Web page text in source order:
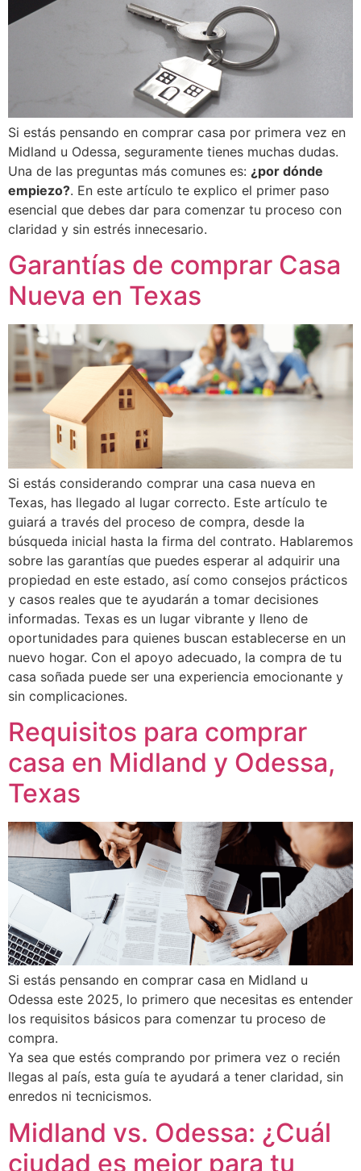
Si estás pensando en comprar casa por primera vez en
Midland u Odessa, seguramente tienes muchas dudas.
Una de las preguntas más comunes es: ¿por dónde
empiezo?. En este artículo te explico el primer paso
esencial que debes dar para comenzar tu proceso con
claridad y sin estrés innecesario.
Garantías de comprar Casa
Nueva en Texas
Si estás considerando comprar una casa nueva en
Texas, has llegado al lugar correcto. Este artículo te
guiará a través del proceso de compra, desde la
búsqueda inicial hasta la firma del contrato. Hablaremos
sobre las garantías que puedes esperar al adquirir una
propiedad en este estado, así como consejos prácticos
y casos reales que te ayudarán a tomar decisiones
informadas. Texas es un lugar vibrante y lleno de
oportunidades para quienes buscan establecerse en un
nuevo hogar. Con el apoyo adecuado, la compra de tu
casa soñada puede ser una experiencia emocionante y
sin complicaciones.
Requisitos para comprar
casa en Midland y Odessa,
Texas
Si estás pensando en comprar casa en Midland u
Odessa este 2025, lo primero que necesitas es entender
los requisitos básicos para comenzar tu proceso de
compra.
Ya sea que estés comprando por primera vez o recién
llegas al país, esta guía te ayudará a tener claridad, sin
enredos ni tecnicismos.
Midland vs. Odessa: ¿Cuál
ciudad es mejor para tu